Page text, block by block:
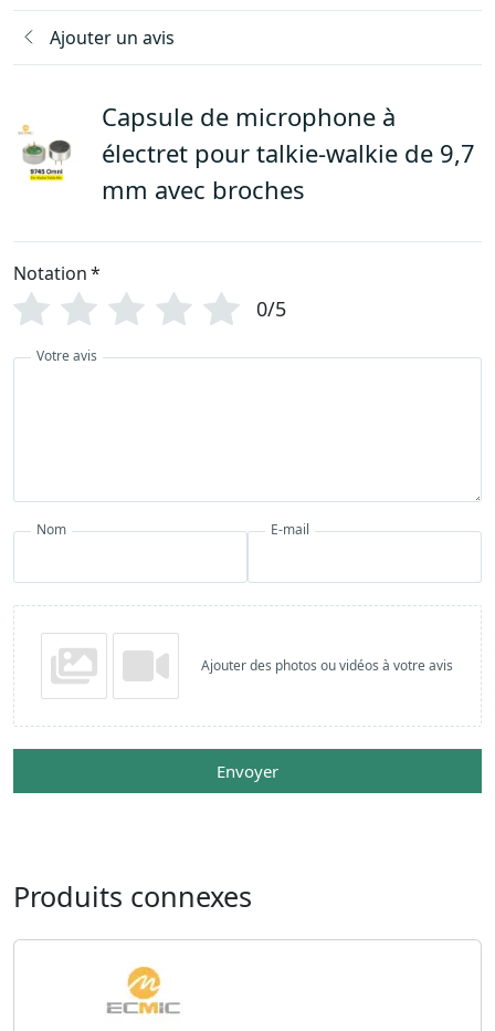
Ajouter un avis
Capsule de microphone à
électret pour talkie-walkie de 9,7
mm avec broches
Notation*
0/5
Votre avis
Nom E-mail
Ajouter des photos ou vidéos à votre avis
Envoyer
Produits connexes